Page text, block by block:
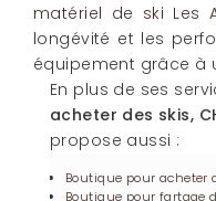
matériel de ski Les
longévité et les
équipement grâce à
En plus de ses
acheter des skis,
propose aussi :
Boutique pour acheter
Boutique pour fartage